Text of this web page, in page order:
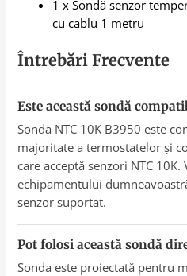
1 x Sondă senzor
cu cablu 1 metru
Întrebări Frecvente
Este această sondă
Sonda NTC 10K B3950 este
majoritate a termostatelor și
care acceptă senzori NTC
echipamentului
senzor suportat.
Pot folosi această sondă
Sonda este proiectată pentru